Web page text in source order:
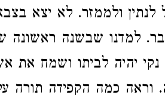
לנתין ולממזר. לא יצא
למדנו שבשנה ראשונה
נקי יהיה לביתו ושמח את
וראה כמה הקפידה תורה